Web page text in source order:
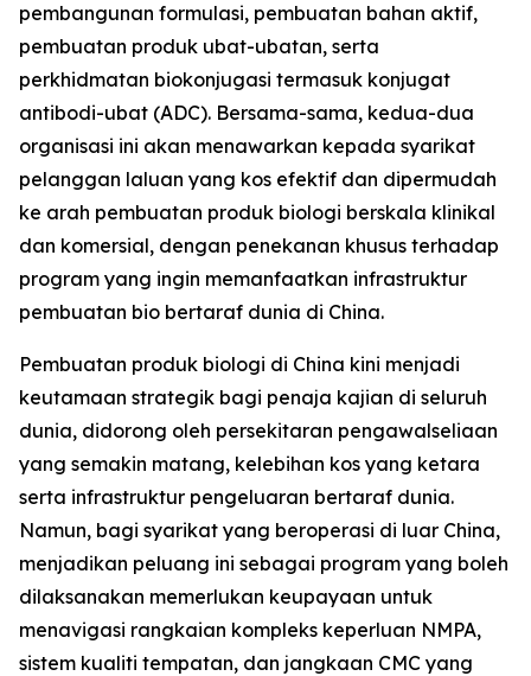
pembangunan formulasi, pembuatan bahan aktif,
pembuatan produk ubat-ubatan, serta
perkhidmatan biokonjugasi termasuk konjugat
antibodi-ubat (ADC). Bersama-sama, kedua-dua
organisasi ini akan menawarkan kepada syarikat
pelanggan laluan yang kos efektif dan dipermudah
ke arah pembuatan produk biologi berskala klinikal
dan komersial, dengan penekanan khusus terhadap
program yang ingin memanfaatkan infrastruktur
pembuatan bio bertaraf dunia di China.
Pembuatan produk biologi di China kini menjadi
keutamaan strategik bagi penaja kajian di seluruh
dunia, didorong oleh persekitaran pengawalseliaan
yang semakin matang, kelebihan kos yang ketara
serta infrastruktur pengeluaran bertaraf dunia.
Namun, bagi syarikat yang beroperasi di luar China,
menjadikan peluang ini sebagai program yang boleh
dilaksanakan memerlukan keupayaan untuk
menavigasi rangkaian kompleks keperluan NMPA,
sistem kualiti tempatan, dan jangkaan CMC yang